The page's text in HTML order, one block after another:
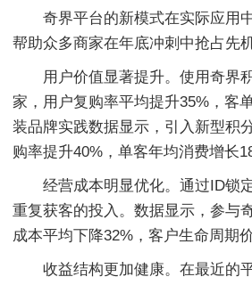
奇界平台的新模式在实际应用
帮助众多商家在年底冲刺中抢占先机
用户价值显著提升。使用奇界
家，用户复购率平均提升35%，客
装品牌实践数据显示，引入新型积
购率提升40%，单客年均消费增长
经营成本明显优化。通过ID锁
重复获客的投入。数据显示，参与
成本平均下降32%，客户生命周期
收益结构更加健康。在最近的